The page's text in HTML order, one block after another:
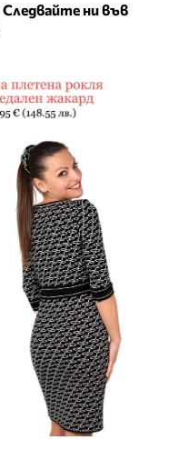
Следвайте ни във